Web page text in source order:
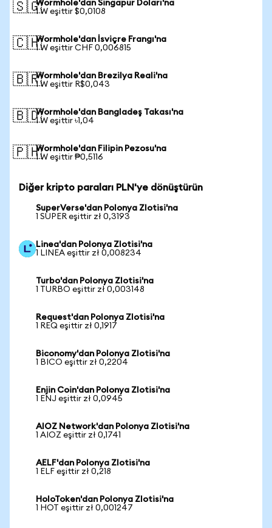
🇸🇬Wormhole'dan Singapur Doları'na
1 W eşittir $0,0108
🇨🇭Wormhole'dan İsviçre Frangı'na
1 W eşittir CHF 0,006815
🇧🇷Wormhole'dan Brezilya Reali'na
1 W eşittir R$0,043
🇧🇩Wormhole'dan Bangladeş Takası'na
1 W eşittir ৳1,04
🇵🇭Wormhole'dan Filipin Pezosu'na
1 W eşittir ₱0,5116
Diğer kripto paraları PLN'ye dönüştürün
SuperVerse'dan Polonya Zlotisi'na
1 SUPER eşittir zł 0,3193
Linea'dan Polonya Zlotisi'na
1 LINEA eşittir zł 0,008234
Turbo'dan Polonya Zlotisi'na
1 TURBO eşittir zł 0,003148
Request'dan Polonya Zlotisi'na
1 REQ eşittir zł 0,1917
Biconomy'dan Polonya Zlotisi'na
1 BICO eşittir zł 0,2204
Enjin Coin'dan Polonya Zlotisi'na
1 ENJ eşittir zł 0,0945
AIOZ Network'dan Polonya Zlotisi'na
1 AIOZ eşittir zł 0,1741
AELF'dan Polonya Zlotisi'na
1 ELF eşittir zł 0,218
HoloToken'dan Polonya Zlotisi'na
1 HOT eşittir zł 0,001247